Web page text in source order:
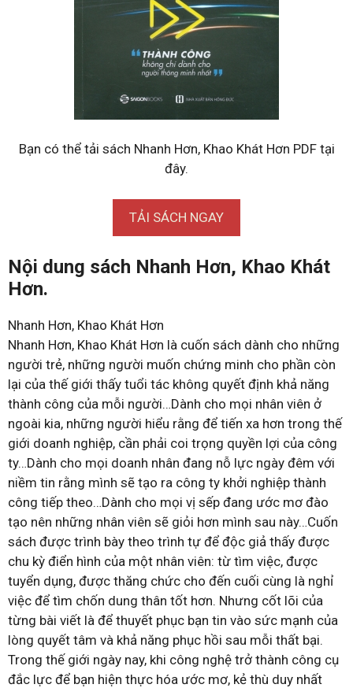
Bạn có thể tải sách Nhanh Hơn, Khao Khát Hơn PDF tại
đây.
TẢI SÁCH NGAY
Nội dung sách Nhanh Hơn, Khao Khát
Hơn.
Nhanh Hơn, Khao Khát Hơn
Nhanh Hơn, Khao Khát Hơn là cuốn sách dành cho những
người trẻ, những người muốn chứng minh cho phần còn
lại của thế giới thấy tuổi tác không quyết định khả năng
thành công của mỗi người…Dành cho mọi nhân viên ở
ngoài kia, những người hiểu rằng để tiến xa hơn trong thế
giới doanh nghiệp, cần phải coi trọng quyền lợi của công
ty…Dành cho mọi doanh nhân đang nỗ lực ngày đêm với
niềm tin rằng mình sẽ tạo ra công ty khởi nghiệp thành
công tiếp theo…Dành cho mọi vị sếp đang ước mơ đào
tạo nên những nhân viên sẽ giỏi hơn mình sau này…Cuốn
sách được trình bày theo trình tự để độc giả thấy được
chu kỳ điển hình của một nhân viên: từ tìm việc, được
tuyển dụng, được thăng chức cho đến cuối cùng là nghỉ
việc để tìm chốn dung thân tốt hơn. Nhưng cốt lõi của
từng bài viết là để thuyết phục bạn tin vào sức mạnh của
lòng quyết tâm và khả năng phục hồi sau mỗi thất bại.
Trong thế giới ngày nay, khi công nghệ trở thành công cụ
đắc lực để bạn hiện thực hóa ước mơ, kẻ thù duy nhất